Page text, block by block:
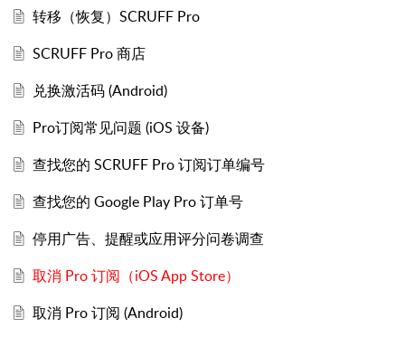
转移（恢复）SCRUFF Pro
SCRUFF Pro 商店
兑换激活码 (Android)
Pro订阅常见问题 (iOS 设备)
查找您的 SCRUFF Pro 订阅订单编号
查找您的 Google Play Pro 订单号
停用广告、提醒或应用评分问卷调查
取消 Pro 订阅（iOS App Store）
取消 Pro 订阅 (Android)